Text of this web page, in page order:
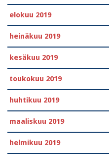
elokuu 2019
heinäkuu 2019
kesäkuu 2019
toukokuu 2019
huhtikuu 2019
maaliskuu 2019
helmikuu 2019